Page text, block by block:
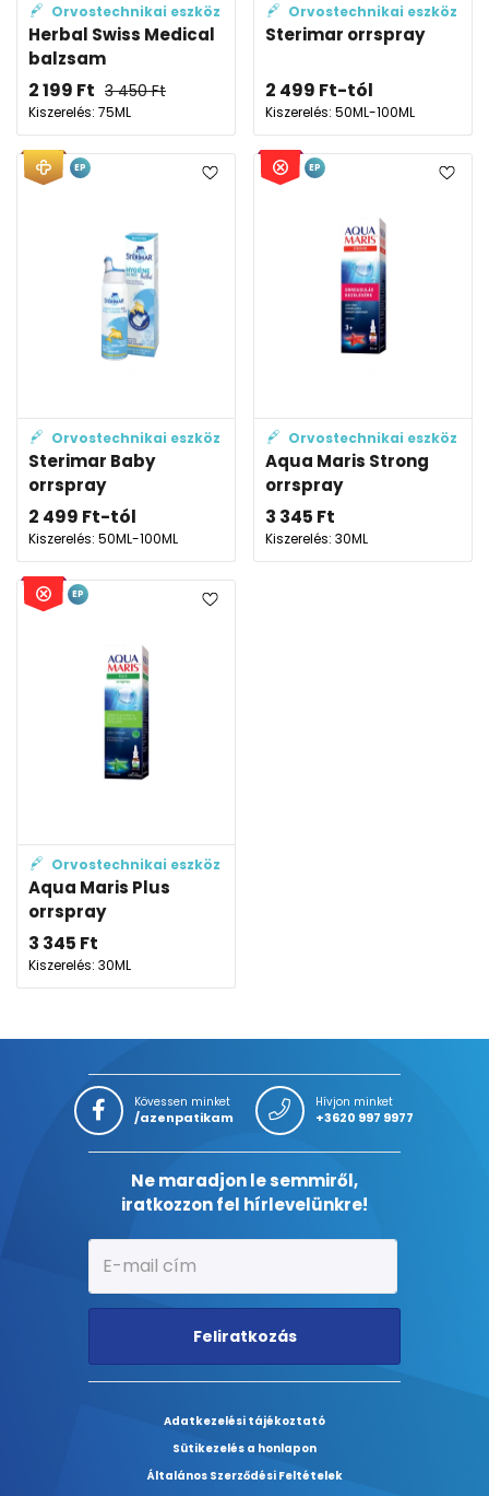
Orvostechnikai eszköz
Herbal Swiss Medical
balzsam
2 199 Ft 3 450Ft
Kiszerelés: 75ML
Orvostechnikai eszköz
Sterimar orrspray
2 499 Ft-tól
Kiszerelés: 50ML-100ML
Orvostechnikai eszköz
Sterimar Baby
orrspray
2 499 Ft-tól
Kiszerelés: 50ML-100ML
EP
Orvostechnikai eszköz
Aqua Maris Strong
orrspray
3 345 Ft
Kiszerelés: 30ML
EP
Orvostechnikai eszköz
Aqua Maris Plus
orrspray
3 345 Ft
Kiszerelés: 30ML
EP
Kövessen minket
/azenpatikam
Hívjon minket
+3620 997 9977
Ne maradjon le semmiről,
iratkozzon fel hírlevelünkre!
Feliratkozás
Adatkezelési tájékoztató
Sütikezelés a honlapon
Általános Szerződési Feltételek